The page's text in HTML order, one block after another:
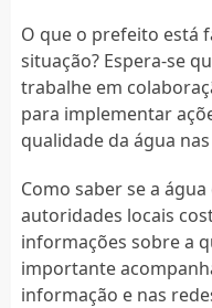
O que o prefeito está
situação? Espera-se
trabalhe em
para implementar
qualidade da água
Como saber se a
autoridades locais
informações sobre a
importante
informação e nas